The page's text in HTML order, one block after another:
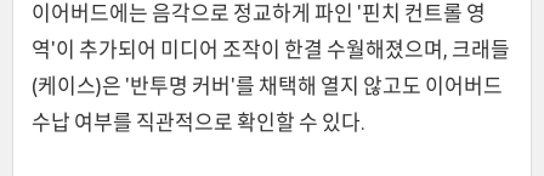
이어버드에는 음각으로 정교하게 파인 '핀치 컨트롤 영
역'이 추가되어 미디어 조작이 한결 수월해졌으며, 크래들
(케이스)은 '반투명 커버'를 채택해 열지 않고도 이어버드
수납 여부를 직관적으로 확인할 수 있다.